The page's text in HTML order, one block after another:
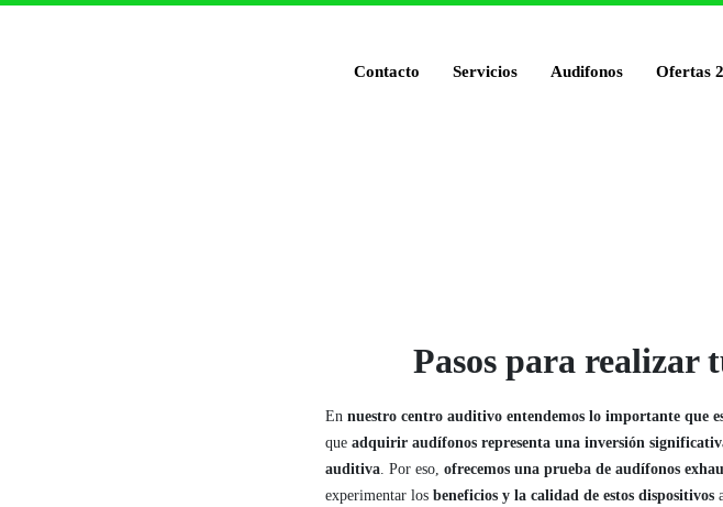
Contacto Servicios Audifonos Ofertas
Pasos para realizar
En nuestro centro auditivo entendemos lo importante que
que adquirir audífonos representa una inversión
auditiva. Por eso, ofrecemos una prueba de audífonos
experimentar los beneficios y la calidad de estos dispositivos